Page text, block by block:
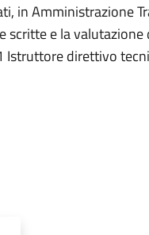
in Amministrazione
scritte e la
Istruttore direttivo